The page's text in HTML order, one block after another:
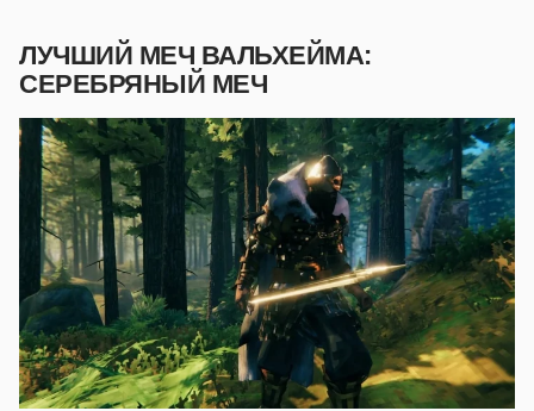
ЛУЧШИЙ МЕЧ ВАЛЬХЕЙМА:
СЕРЕБРЯНЫЙ МЕЧ